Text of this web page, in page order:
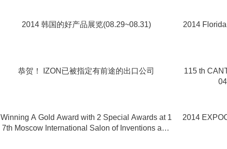
2014 韩国的好产品展览(08.29~08.31)
2014
恭贺！ IZON已被指定有前途的出口公司
115 th
Winning A Gold Award with 2 Special Awards at 1
7th Moscow International Salon of Inventions and
2014